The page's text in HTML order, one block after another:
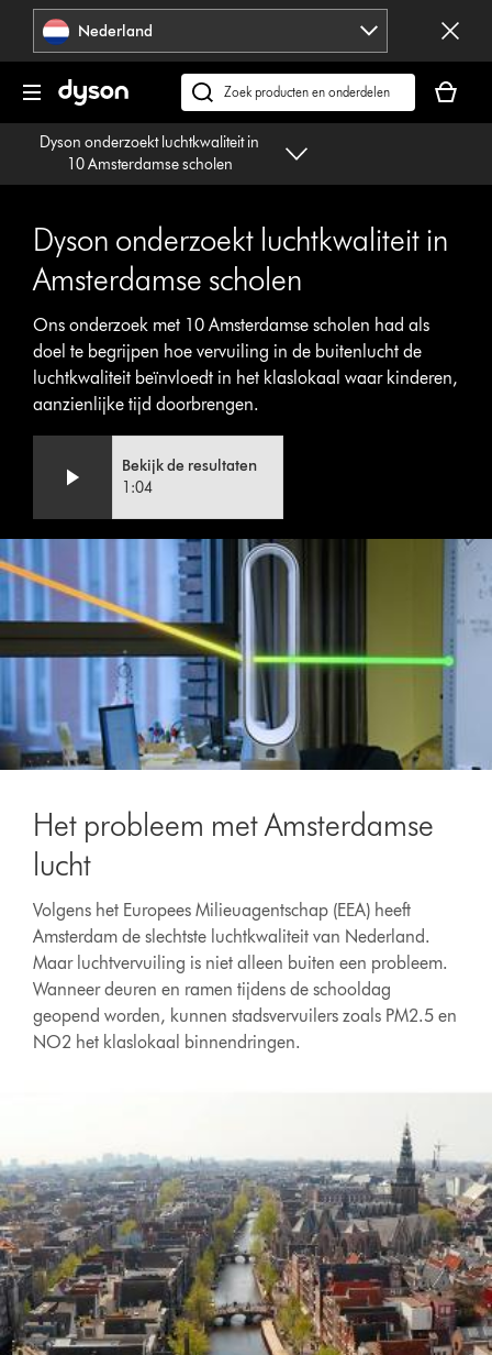
Navigatie
overslaan
Nederland
Zoek
op
dyson.nl
is
Dyson onderzoekt luchtkwaliteit in
10 Amsterdamse scholen
Dyson onderzoekt luchtkwaliteit in
Amsterdamse scholen
Ons onderzoek met 10 Amsterdamse scholen had als
doel te begrijpen hoe vervuiling in de buitenlucht de
luchtkwaliteit beïnvloedt in het klaslokaal waar kinderen,
aanzienlijke tijd doorbrengen.
Bekijk de resultaten
1:04
Het probleem met Amsterdamse
lucht
Volgens het Europees Milieuagentschap (EEA) heeft
Amsterdam de slechtste luchtkwaliteit van Nederland.
Maar luchtvervuiling is niet alleen buiten een probleem.
Wanneer deuren en ramen tijdens de schooldag
geopend worden, kunnen stadsvervuilers zoals PM2.5 en
NO2 het klaslokaal binnendringen.